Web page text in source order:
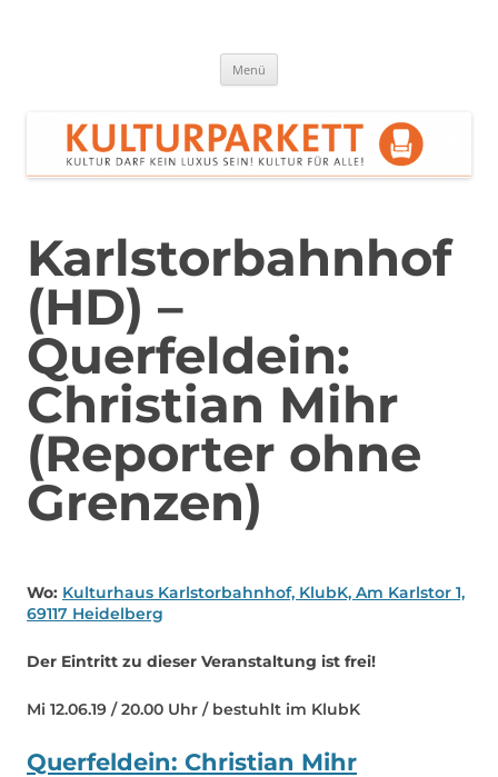
Menü
Karlstorbahnhof
(HD) –
Querfeldein:
Christian Mihr
(Reporter ohne
Grenzen)
Wo: Kulturhaus Karlstorbahnhof, KlubK, Am Karlstor 1,
69117 Heidelberg
Der Eintritt zu dieser Veranstaltung ist frei!
Mi 12.06.19 / 20.00 Uhr / bestuhlt im KlubK
Querfeldein: Christian Mihr